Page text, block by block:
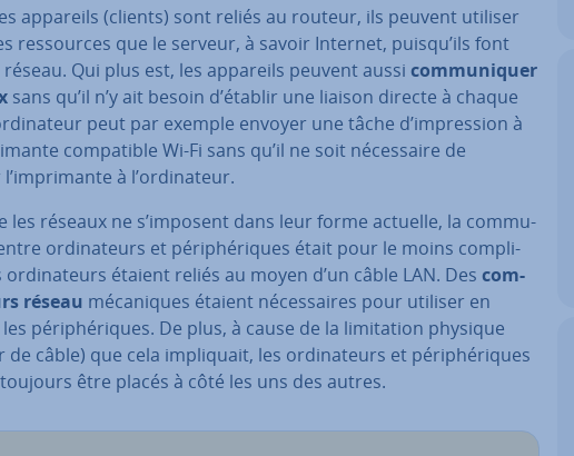
appareils (clients) sont reliés au routeur, ils peuvent utiliser
res­sources que le serveur, à savoir Internet, puisqu’ils font
Qui plus est, les appareils peuvent aussi com­mu­ni­quer
sans qu’il n’y ait besoin d’établir une liaison directe à chaque
peut par exemple envoyer une tâche d’im­pres­sion à
com­pa­tible Wi-Fi sans qu’il ne soit né­ces­saire de
à l’or­di­na­teur.
les réseaux ne s’imposent dans leur forme actuelle, la com­mu­
or­di­na­teurs et pé­ri­phé­riques était pour le moins com­pli­
or­di­na­teurs étaient reliés au moyen d’un câble LAN. Des com­
réseau mé­ca­niques étaient né­ces­saires pour utiliser en
pé­ri­phé­riques. De plus, à cause de la li­mi­ta­tion physique
de câble) que cela im­pli­quait, les or­di­na­teurs et pé­ri­phé­riques
être placés à côté les uns des autres.